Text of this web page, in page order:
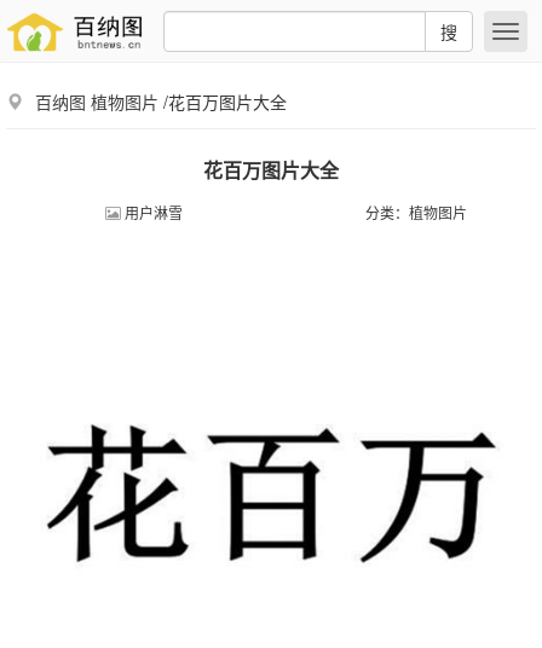
搜
百纳图 植物图片 /花百万图片大全
花百万图片大全
用户淋雪 分类： 植物图片